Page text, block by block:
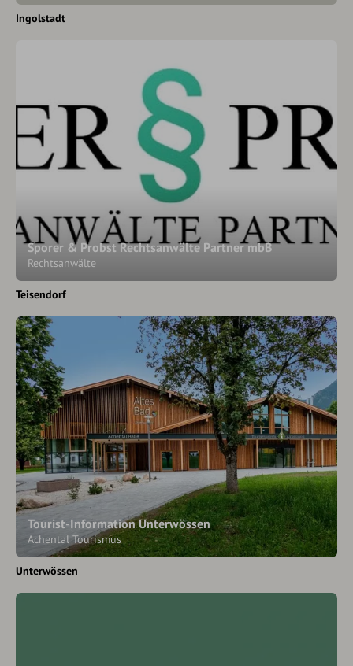
Ingolstadt
Sporer & Probst Rechtsanwälte Partner mbB
Rechtsanwälte
Teisendorf
Tourist-Information Unterwössen
Achental Tourismus
Unterwössen